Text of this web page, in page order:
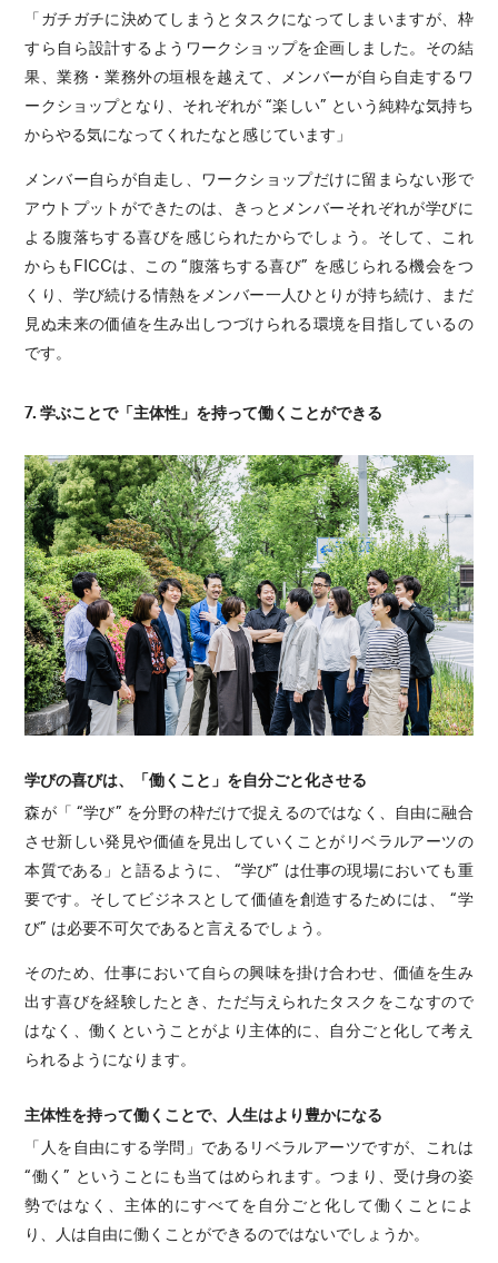
「ガチガチに決めてしまうとタスクになってしまいますが、枠
すら自ら設計するようワークショップを企画しました。その結
果、業務・業務外の垣根を越えて、メンバーが自ら自走するワ
ークショップとなり、それぞれが “楽しい” という純粋な気持ち
からやる気になってくれたなと感じています」
メンバー自らが自走し、ワークショップだけに留まらない形で
アウトプットができたのは、きっとメンバーそれぞれが学びに
よる腹落ちする喜びを感じられたからでしょう。そして、これ
からもFICCは、この “腹落ちする喜び” を感じられる機会をつ
くり、学び続ける情熱をメンバー一人ひとりが持ち続け、まだ
見ぬ未来の価値を生み出しつづけられる環境を目指しているの
です。
7. 学ぶことで「主体性」を持って働くことができる
学びの喜びは、「働くこと」を自分ごと化させる
森が「 “学び” を分野の枠だけで捉えるのではなく、自由に融合
させ新しい発見や価値を見出していくことがリベラルアーツの
本質である」と語るように、 “学び” は仕事の現場においても重
要です。そしてビジネスとして価値を創造するためには、 “学
び” は必要不可欠であると言えるでしょう。
そのため、仕事において自らの興味を掛け合わせ、価値を生み
出す喜びを経験したとき、ただ与えられたタスクをこなすので
はなく、働くということがより主体的に、自分ごと化して考え
られるようになります。
主体性を持って働くことで、人生はより豊かになる
「人を自由にする学問」であるリベラルアーツですが、これは
“働く” ということにも当てはめられます。つまり、受け身の姿
勢ではなく、主体的にすべてを自分ごと化して働くことによ
り、人は自由に働くことができるのではないでしょうか。